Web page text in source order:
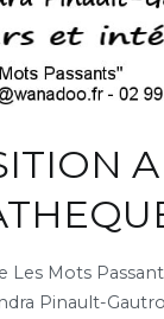
Les Mots
Pinault-